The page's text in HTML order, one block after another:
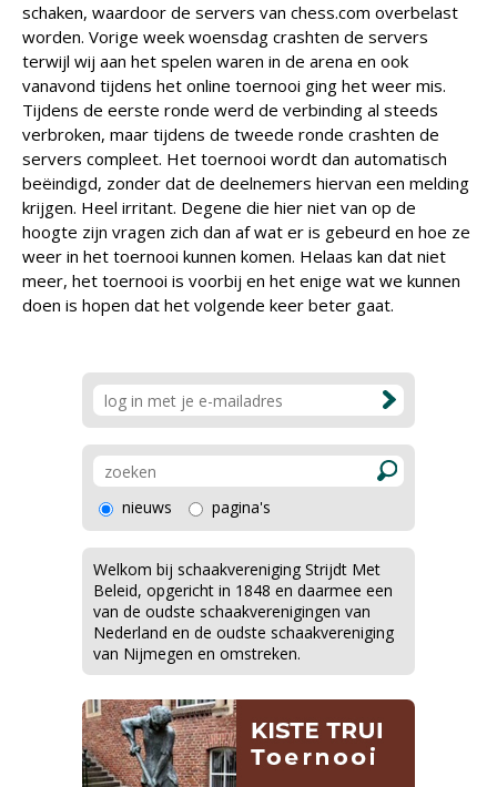
schaken, waardoor de servers van chess.com overbelast
worden. Vorige week woensdag crashten de servers
terwijl wij aan het spelen waren in de arena en ook
vanavond tijdens het online toernooi ging het weer mis.
Tijdens de eerste ronde werd de verbinding al steeds
verbroken, maar tijdens de tweede ronde crashten de
servers compleet. Het toernooi wordt dan automatisch
beëindigd, zonder dat de deelnemers hiervan een melding
krijgen. Heel irritant. Degene die hier niet van op de
hoogte zijn vragen zich dan af wat er is gebeurd en hoe ze
weer in het toernooi kunnen komen. Helaas kan dat niet
meer, het toernooi is voorbij en het enige wat we kunnen
doen is hopen dat het volgende keer beter gaat.
nieuws pagina's
Welkom bij schaakvereniging Strijdt Met
Beleid, opgericht in 1848 en daarmee een
van de oudste schaakverenigingen van
Nederland en de oudste schaakvereniging
van Nijmegen en omstreken.